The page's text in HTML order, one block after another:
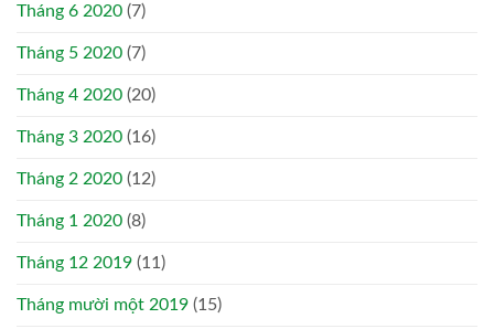
Tháng 6 2020 (7)
Tháng 5 2020 (7)
Tháng 4 2020 (20)
Tháng 3 2020 (16)
Tháng 2 2020 (12)
Tháng 1 2020 (8)
Tháng 12 2019 (11)
Tháng mười một 2019 (15)